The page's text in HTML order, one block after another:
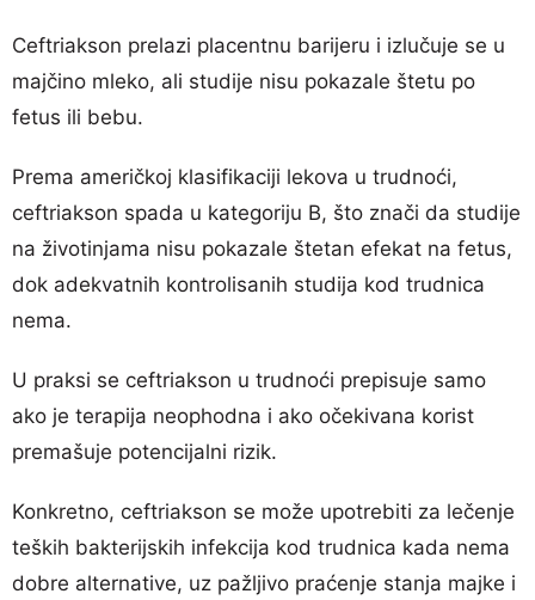
Ceftriakson prelazi placentnu barijeru i izlučuje se u
majčino mleko, ali studije nisu pokazale štetu po
fetus ili bebu.
Prema američkoj klasifikaciji lekova u trudnoći,
ceftriakson spada u kategoriju B, što znači da studije
na životinjama nisu pokazale štetan efekat na fetus,
dok adekvatnih kontrolisanih studija kod trudnica
nema.
U praksi se ceftriakson u trudnoći prepisuje samo
ako je terapija neophodna i ako očekivana korist
premašuje potencijalni rizik.
Konkretno, ceftriakson se može upotrebiti za lečenje
teških bakterijskih infekcija kod trudnica kada nema
dobre alternative, uz pažljivo praćenje stanja majke i